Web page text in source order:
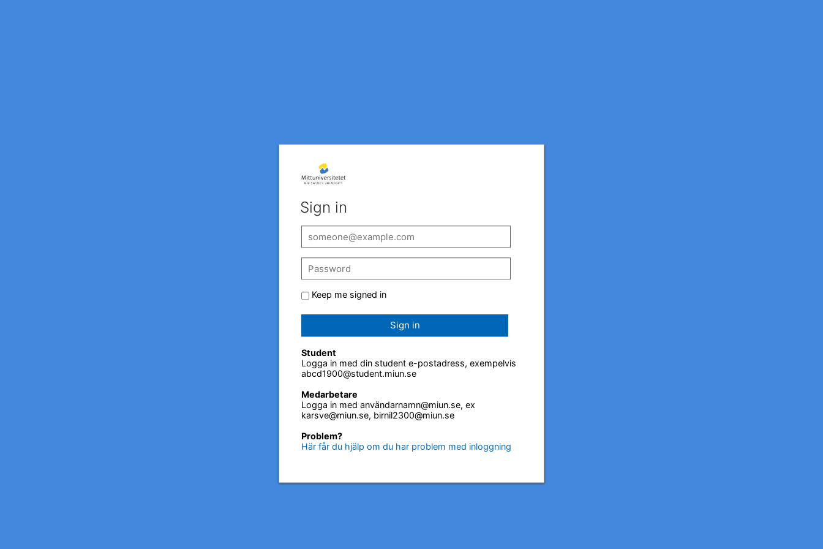
Sign in
Keep me signed in
Sign in
Student
Logga in med din student e-postadress, exempelvis
abcd1900@student.miun.se
Medarbetare
Logga in med användarnamn@miun.se, ex
karsve@miun.se, birnil2300@miun.se
Problem?
Här får du hjälp om du har problem med inloggning